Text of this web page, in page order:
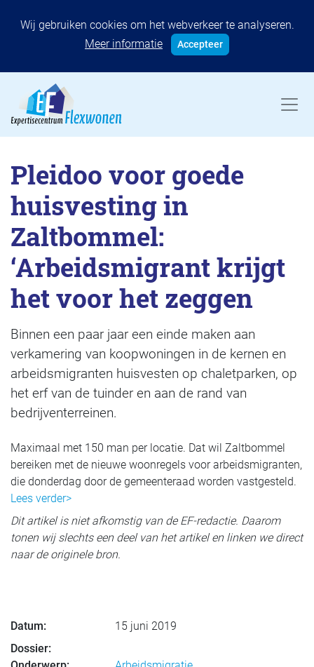
Wij gebruiken cookies om het webverkeer te analyseren.
Meer informatie
Accepteer
Pleidoo voor goede
huisvesting in
Zaltbommel:
‘Arbeidsmigrant krijgt
het voor het zeggen
Binnen een paar jaar een einde maken aan
verkamering van koopwoningen in de kernen en
arbeidsmigranten huisvesten op chaletparken, op
het erf van de tuinder en aan de rand van
bedrijventerreinen.
Maximaal met 150 man per locatie. Dat wil Zaltbommel
bereiken met de nieuwe woonregels voor arbeidsmigranten,
die donderdag door de gemeenteraad worden vastgesteld.
Lees verder>
Dit artikel is niet afkomstig van de EF-redactie. Daarom
tonen wij slechts een deel van het artikel en linken we direct
naar de originele bron.
Datum:
15 juni 2019
Dossier: